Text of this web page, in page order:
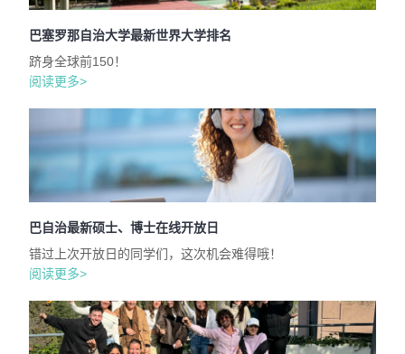
巴塞罗那自治大学最新世界大学排名
跻身全球前150！
阅读更多>
巴自治最新硕士、博士在线开放日
错过上次开放日的同学们，这次机会难得哦！
阅读更多>